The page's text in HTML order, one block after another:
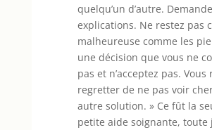
quelqu’un d’autre.
explications. Ne restez pas
malheureuse comme les
une décision que vous ne
pas et n’acceptez pas. Vous
regretter de ne pas voir
autre solution. » Ce fût la
petite aide soignante, toute